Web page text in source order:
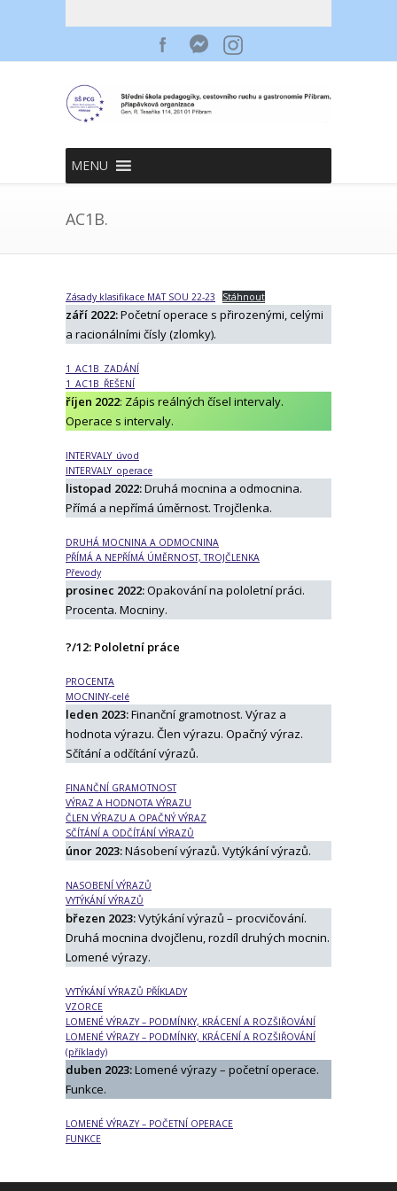
MENU
AC1B.
Zásady klasifikace MAT SOU 22-23 Stáhnout
září 2022:Početní operace s přirozenými, celými
a racionálními čísly (zlomky).
1_AC1B_ZADÁNÍ
1_AC1B_ŘEŠENÍ
říjen 2022: Zápis reálných čísel intervaly.
Operace s intervaly.
INTERVALY_úvod
INTERVALY_operace
listopad 2022:Druhá mocnina a odmocnina.
Přímá a nepřímá úměrnost. Trojčlenka.
DRUHÁ MOCNINA A ODMOCNINA
PŘÍMÁ A NEPŘÍMÁ ÚMĚRNOST, TROJČLENKA
Převody
prosinec 2022:Opakování na pololetní práci.
Procenta. Mocniny.
?/12: Pololetní práce
PROCENTA
MOCNINY-celé
leden 2023:Finanční gramotnost. Výraz a
hodnota výrazu. Člen výrazu. Opačný výraz.
Sčítání a odčítání výrazů.
FINANČNÍ GRAMOTNOST
VÝRAZ A HODNOTA VÝRAZU
ČLEN VÝRAZU A OPAČNÝ VÝRAZ
SČÍTÁNÍ A ODČÍTÁNÍ VÝRAZŮ
únor 2023:Násobení výrazů. Vytýkání výrazů.
NASOBENÍ VÝRAZŮ
VYTÝKÁNÍ VÝRAZŮ
březen 2023:Vytýkání výrazů – procvičování.
Druhá mocnina dvojčlenu, rozdíl druhých mocnin.
Lomené výrazy.
VYTÝKÁNÍ VÝRAZŮ PŘÍKLADY
VZORCE
LOMENÉ VÝRAZY – PODMÍNKY, KRÁCENÍ A ROZŠIŘOVÁNÍ
LOMENÉ VÝRAZY – PODMÍNKY, KRÁCENÍ A ROZŠIŘOVÁNÍ
(příklady)
duben 2023:Lomené výrazy – početní operace.
Funkce.
LOMENÉ VÝRAZY – POČETNÍ OPERACE
FUNKCE